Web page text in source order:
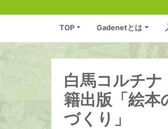
TOP Gadenetとは
白馬コルチ
籍出版「絵本
づくり」